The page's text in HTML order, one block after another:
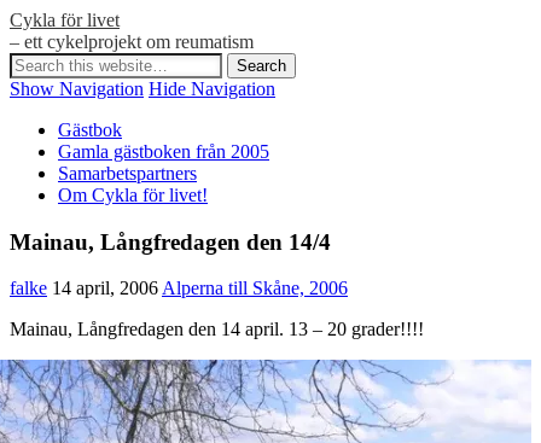
Cykla för livet
– ett cykelprojekt om reumatism
Show Navigation Hide Navigation
Gästbok
Gamla gästboken från 2005
Samarbetspartners
Om Cykla för livet!
Mainau, Långfredagen den 14/4
falke 14 april, 2006Alperna till Skåne, 2006
Mainau, Långfredagen den 14 april. 13 – 20 grader!!!!